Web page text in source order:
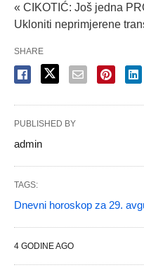
« CIKOTIĆ: Još jedna
Ukloniti neprimjerene
SHARE
PUBLISHED BY
admin
TAGS:
Dnevni horoskop za 29.
4 GODINE AGO